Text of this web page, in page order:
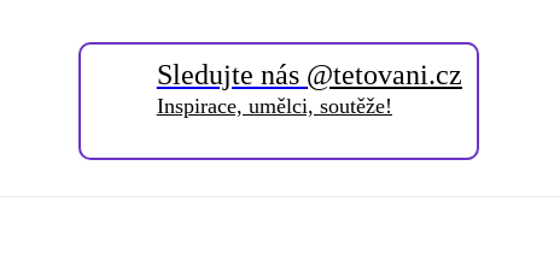
Sledujte nás @tetovani.cz
Inspirace, umělci, soutěže!